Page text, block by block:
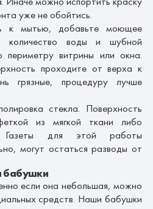
уже не обойтись.
к мытью, добавьте моющее
количество воды и шубной
периметру витрины или окна.
проходите от верха к
грязные, процедуру лучше
стекла. Поверхность
из мягкой ткани либо
Газеты для этой работы
могут остаться разводы от
бабушки
если она небольшая, можно
средств. Наши бабушки